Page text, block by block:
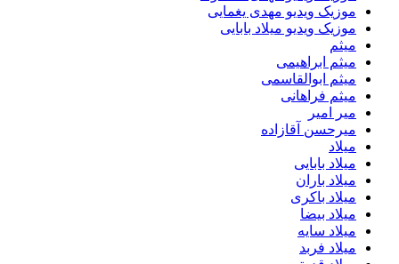
موزیک ویدیو مهدی یغمایی
موزیک ویدیو میلاد بابایی
میثم
میثم ابراهیمی
میثم ابوالقاسمی
میثم فراهانی
میر امیر
میرحسن آقازاده
میلاد
میلاد بابایی
میلاد باران
میلاد باکری
میلاد بیضا
میلاد سایه
میلاد فربد